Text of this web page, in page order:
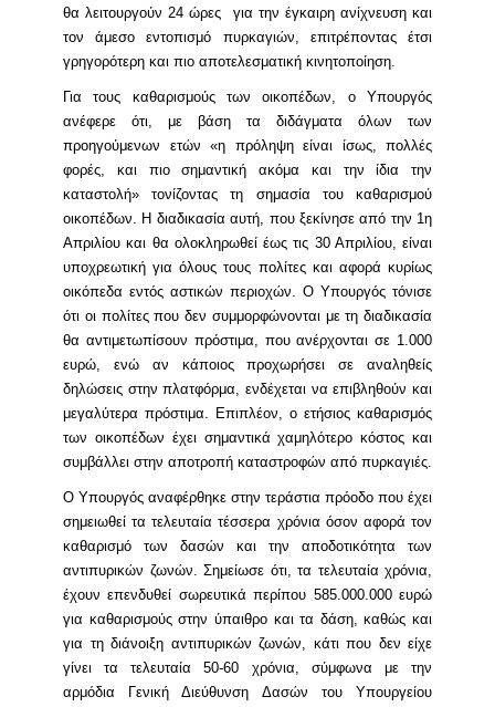
θα λειτουργούν 24 ώρες για την έγκαιρη ανίχνευση και
τον άμεσο εντοπισμό πυρκαγιών, επιτρέποντας έτσι
γρηγορότερη και πιο αποτελεσματική κινητοποίηση.
Για τους καθαρισμούς των οικοπέδων, ο Υπουργός
ανέφερε ότι, με βάση τα διδάγματα όλων των
προηγούμενων ετών «η πρόληψη είναι ίσως, πολλές
φορές, και πιο σημαντική ακόμα και την ίδια την
καταστολή» τονίζοντας τη σημασία του καθαρισμού
οικοπέδων. Η διαδικασία αυτή, που ξεκίνησε από την 1η
Απριλίου και θα ολοκληρωθεί έως τις 30 Απριλίου, είναι
υποχρεωτική για όλους τους πολίτες και αφορά κυρίως
οικόπεδα εντός αστικών περιοχών. Ο Υπουργός τόνισε
ότι οι πολίτες που δεν συμμορφώνονται με τη διαδικασία
θα αντιμετωπίσουν πρόστιμα, που ανέρχονται σε 1.000
ευρώ, ενώ αν κάποιος προχωρήσει σε αναληθείς
δηλώσεις στην πλατφόρμα, ενδέχεται να επιβληθούν και
μεγαλύτερα πρόστιμα. Επιπλέον, ο ετήσιος καθαρισμός
των οικοπέδων έχει σημαντικά χαμηλότερο κόστος και
συμβάλλει στην αποτροπή καταστροφών από πυρκαγιές.
Ο Υπουργός αναφέρθηκε στην τεράστια πρόοδο που έχει
σημειωθεί τα τελευταία τέσσερα χρόνια όσον αφορά τον
καθαρισμό των δασών και την αποδοτικότητα των
αντιπυρικών ζωνών. Σημείωσε ότι, τα τελευταία χρόνια,
έχουν επενδυθεί σωρευτικά περίπου 585.000.000 ευρώ
για καθαρισμούς στην ύπαιθρο και τα δάση, καθώς και
για τη διάνοιξη αντιπυρικών ζωνών, κάτι που δεν είχε
γίνει τα τελευταία 50-60 χρόνια, σύμφωνα με την
αρμόδια Γενική Διεύθυνση Δασών του Υπουργείου